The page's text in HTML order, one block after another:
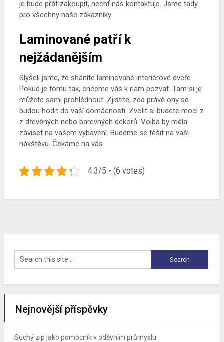
je bude přát zakoupit, nechť nás kontaktuje. Jsme tady
pro všechny naše zákazníky.
Laminované patří k
nejžádanějším
Slyšeli jsme, že sháníte laminované interiérové dveře.
Pokud je tomu tak, chceme vás k nám pozvat. Tam si je
můžete sami prohlédnout. Zjistíte, zda právě ony se
budou hodit do vaší domácnosti. Zvolit si budete moci z
z dřevěných nebo barevných dekorů. Volba by měla
záviset na vašem vybavení. Budeme se těšit na vaši
návštěvu. Čekáme na vás.
4.3/5 - (6 votes)
Nejnovější příspěvky
Suchý zip jako pomocník v oděvním průmyslu